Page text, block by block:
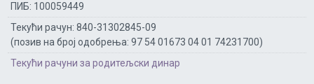
ПИБ: 100059449
Текући рачун: 840-31302845-09
(позив на број одобрења: 97 54 01673 04 01 74231700)
Текући рачуни за родитељски динар